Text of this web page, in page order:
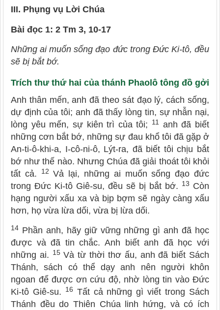
III. Phụng vụ Lời Chúa
Bài đọc 1: 2 Tm 3, 10-17
Những ai muốn sống đạo đức trong Đức Ki-tô, đều
sẽ bị bắt bớ.
Trích thư thứ hai của thánh Phaolô tông đồ gởi
Anh thân mến, anh đã theo sát đạo lý, cách sống,
dự định của tôi; anh đã thấy lòng tin, sự nhẫn nại,
lòng yêu mến, sự kiên trì của tôi;
11
anh đã biết
những cơn bắt bớ, những sự đau khổ tôi đã gặp ở
An-ti-ô-khi-a, I-cô-ni-ô, Lýt-ra, đã biết tôi chịu bắt
bớ như thế nào. Nhưng Chúa đã giải thoát tôi khỏi
tất cả.
12 Vả lại, những ai muốn sống đạo đức
trong Đức Ki-tô Giê-su, đều sẽ bị bắt bớ. 13 Còn
hạng người xấu xa và bịp bợm sẽ ngày càng xấu
hơn, họ vừa lừa dối, vừa bị lừa dối.
14 Phần anh, hãy giữ vững những gì anh đã học
được và đã tin chắc. Anh biết anh đã học với
những ai. 15Và từ thời thơ ấu, anh đã biết Sách
Thánh, sách có thể dạy anh nên người khôn
ngoan để được ơn cứu độ, nhờ lòng tin vào Đức
Ki-tô Giê-su.
16 Tất cả những gì viết trong Sách
Thánh đều do Thiên Chúa linh hứng, và có ích